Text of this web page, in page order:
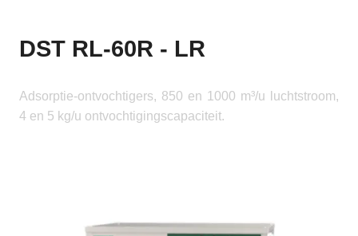
DST RL-60R - LR
Adsorptie-ontvochtigers, 850 en 1000 m³/u luchtstroom,
4 en 5 kg/u ontvochtigingscapaciteit.